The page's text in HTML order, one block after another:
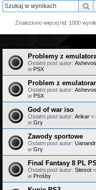
Znaleziono więcej niż 1000
Problemy z
Ostatni post autor:
w PSX
Problem z
Ostatni post autor:
w PSX
God of war iso
Ostatni post autor: Arikar «
w Gry
Zawody sportowe
Ostatni post autor: Uanandr
w Gry
Final Fantasy 8 PL
Ostatni post autor: Sitesot «
w Prośby